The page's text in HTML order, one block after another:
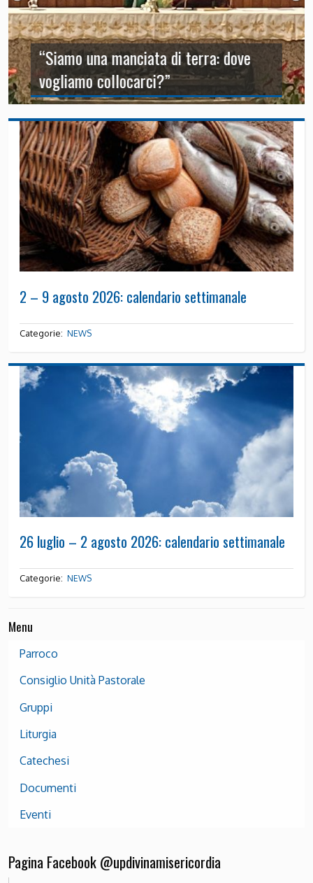
“Siamo una manciata di terra: dove
vogliamo collocarci?”
2 – 9 agosto 2026: calendario settimanale
Categorie: NEWS
26 luglio – 2 agosto 2026: calendario settimanale
Categorie: NEWS
Menu
Parroco
Consiglio Unità Pastorale
Gruppi
Liturgia
Catechesi
Documenti
Eventi
Pagina Facebook @updivinamisericordia